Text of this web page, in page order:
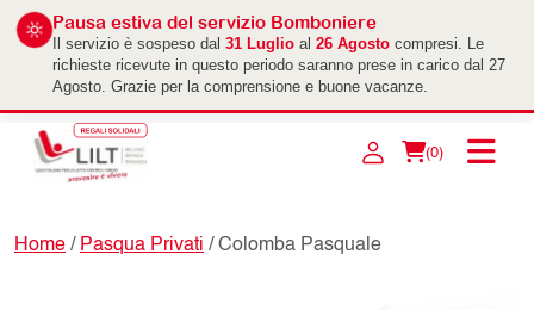
Pausa estiva del servizio Bomboniere
Il servizio è sospeso dal 31 Luglio al 26 Agosto compresi. Le
richieste ricevute in questo periodo saranno prese in carico dal 27
Agosto. Grazie per la comprensione e buone vacanze.
(0)
Home / Pasqua Privati / Colomba Pasquale